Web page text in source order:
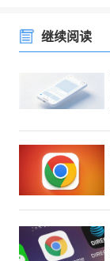
继续阅读